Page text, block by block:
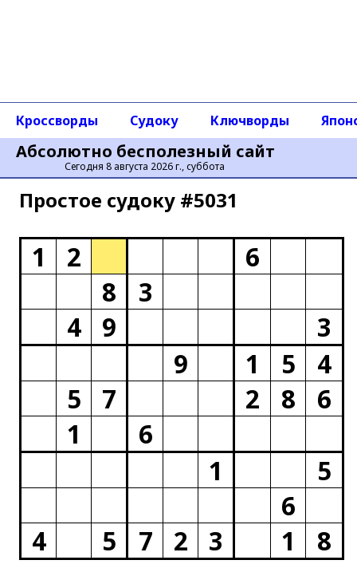
Абсолютно бесполезный сайт
Сегодня 8 августа 2026 г., суббота
Кроссворды Судоку Ключворды
Простое cудоку #5031
1 2
6
8
3
4
9
3
9
1 5
4
5
7 2 8
6
1
6
1
5
6
4
5 7 2 3 1 8